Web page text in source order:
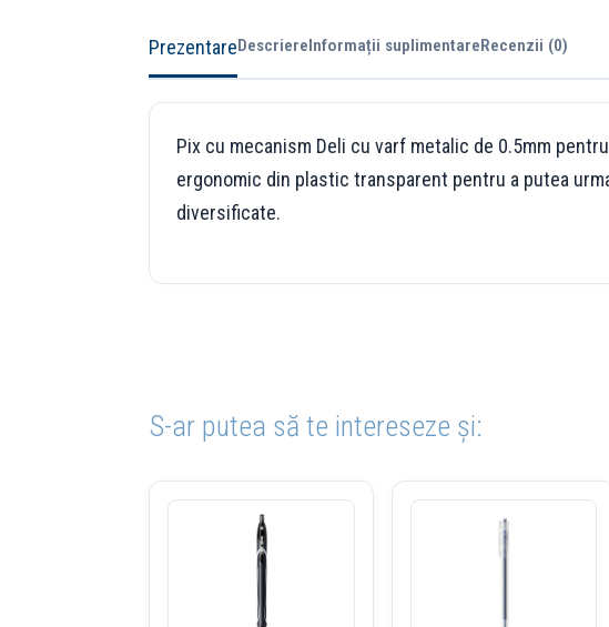
PrezentareDescriereInformații suplimentareRecenzii (0)
Pix cu mecanism Deli cu varf metalic de 0.5mm
ergonomic din plastic transparent pentru a putea
diversificate.
S-ar putea să te intereseze și: